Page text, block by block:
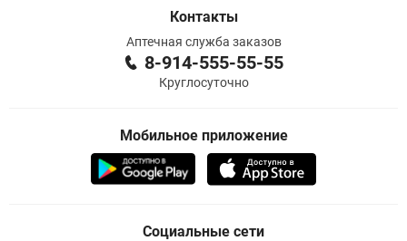
Контакты
Аптечная служба заказов
8-914-555-55-55
Круглосуточно
Мобильное приложение
Социальные сети